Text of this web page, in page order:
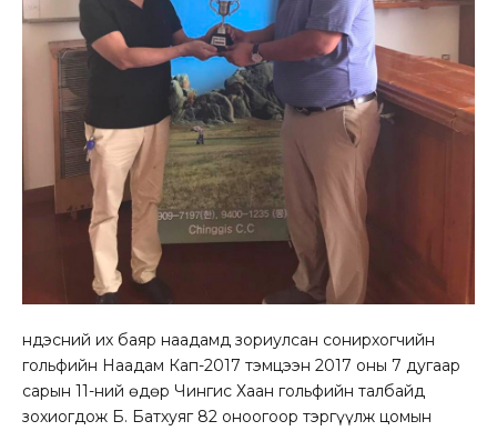
Үндэсний их баяр наадамд зориулсан сонирхогчийн
гольфийн Наадам Кап-2017 тэмцээн 2017 оны 7 дугаар
сарын 11-ний өдөр Чингис Хаан гольфийн талбайд
зохиогдож Б. Батхуяг 82 оноогоор тэргүүлж цомын